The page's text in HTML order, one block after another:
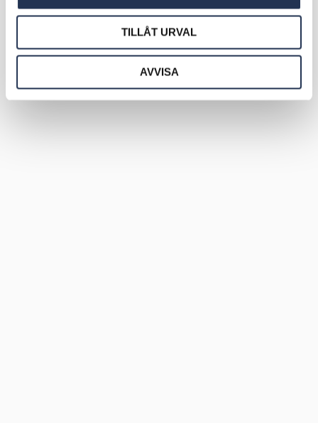
TILLÅT URVAL
AVVISA